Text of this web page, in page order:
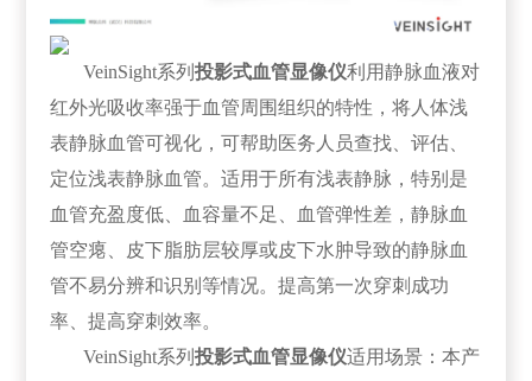
VeinSight系列投影式血管显像仪利用静脉血液对
红外光吸收率强于血管周围组织的特性，将人体浅
表静脉血管可视化，可帮助医务人员查找、评估、
定位浅表静脉血管。适用于所有浅表静脉，特别是
血管充盈度低、血容量不足、血管弹性差，静脉血
管空瘪、皮下脂肪层较厚或皮下水肿导致的静脉血
管不易分辨和识别等情况。提高第一次穿刺成功
率、提高穿刺效率。
VeinSight系列投影式血管显像仪适用场景：本产